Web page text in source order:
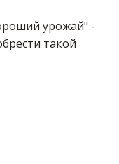
урожай" -
такой